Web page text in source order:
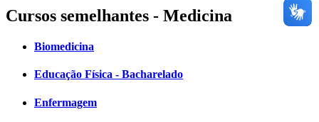
Cursos semelhantes - Medicina
Biomedicina
Educação Física - Bacharelado
Enfermagem